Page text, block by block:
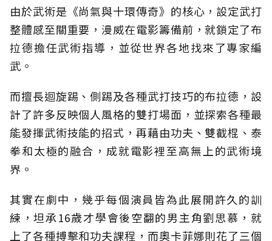
由於武術是《尚氣與十環傳奇》的核心，設定武打
整體感至關重要，漫威在電影籌備前，就鎖定了布
拉德擔任武術指導，並從世界各地找來了專家編
武。
而擅長迴旋踢、側踢及各種武打技巧的布拉德，設
計了許多反映個人風格的雙打場面，並探索各種最
能發揮武術技能的招式，再藉由功夫、雙截棍、泰
拳和太極的融合，成就電影裡至高無上的武術境
界。
其實在劇中，幾乎每個演員皆為此展開許久的訓
練，坦承16歲才學會後空翻的男主角劉思慕，就
上了各種搏擊和功夫課程，而奧卡菲娜則花了三個